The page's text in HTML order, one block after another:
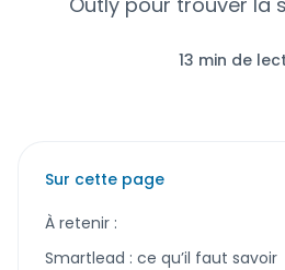
13 min de
Sur cette page
À retenir :
Smartlead : ce qu’il faut savoir